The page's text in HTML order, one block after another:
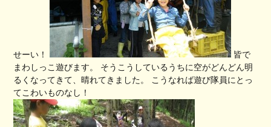
せーい！
皆で
まわしっこ遊びます。 そうこうしているうちに空がどんどん明
るくなってきて、晴れてきました。 こうなれば遊び隊員にとっ
てこわいものなし！